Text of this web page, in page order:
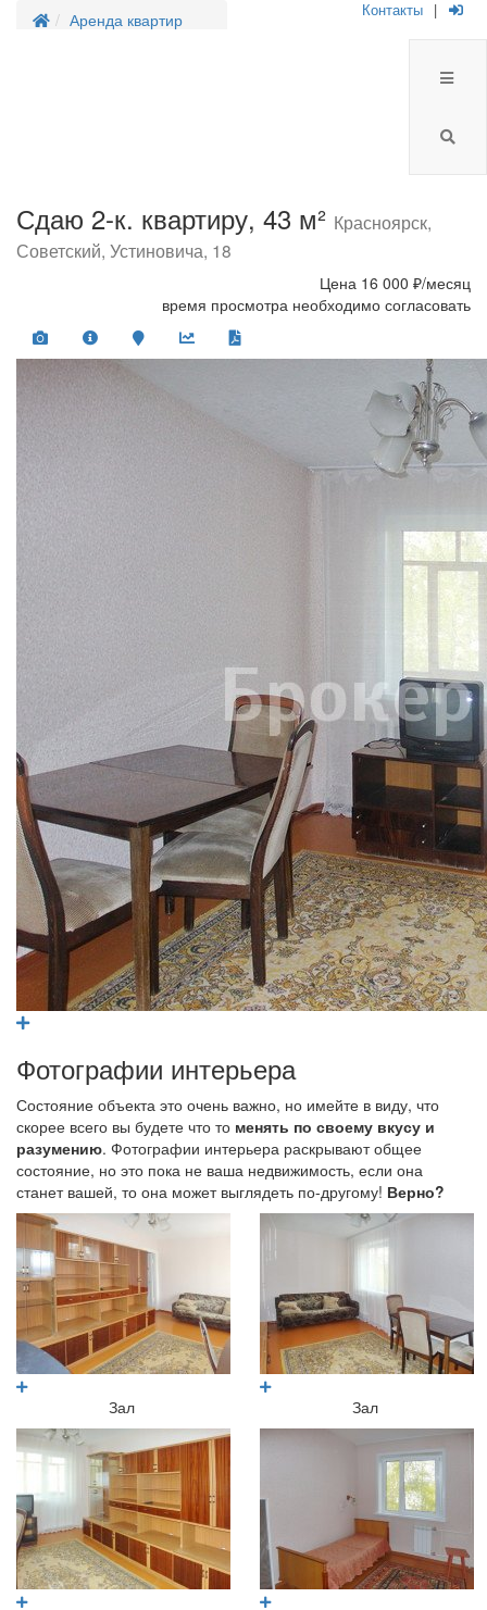
Аренда квартир Контакты |
Сдаю 2-к. квартиру, 43 м² Красноярск,
Советский, Устиновича, 18
Цена 16 000 ₽/месяц
время просмотра необходимо согласовать
Фотографии интерьера
Состояние объекта это очень важно, но имейте в виду, что
скорее всего вы будете что то менять по своему вкусу и
разумению. Фотографии интерьера раскрывают общее
состояние, но это пока не ваша недвижимость, если она
станет вашей, то она может выглядеть по-другому! Верно?
Зал Зал